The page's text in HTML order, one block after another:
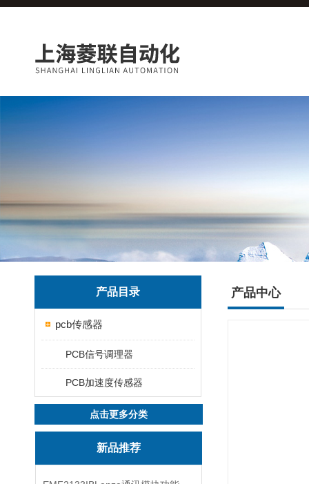
产品目录
pcb传感器
PCB信号调理器
PCB加速度传感器
点击更多分类
新品推荐
产品中心